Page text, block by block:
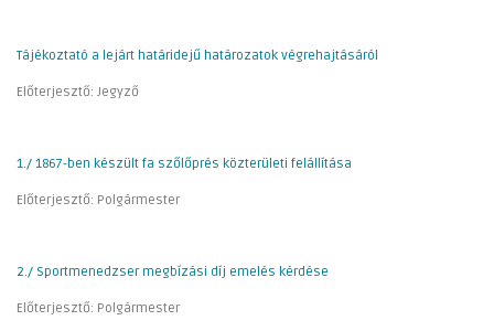
Tájékoztató a lejárt határidejű határozatok végrehajtásáról
Előterjesztő: Jegyző
1./ 1867-ben készült fa szőlőprés közterületi felállítása
Előterjesztő: Polgármester
2./ Sportmenedzser megbízási díj emelés kérdése
Előterjesztő: Polgármester